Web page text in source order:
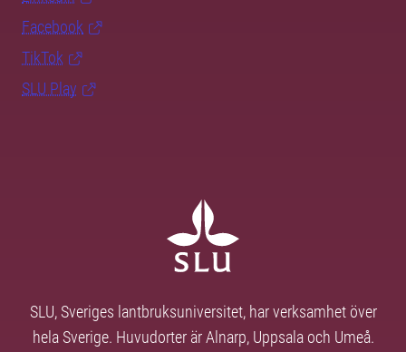
Facebook
TikTok
SLU Play
SLU, Sveriges lantbruksuniversitet, har verksamhet över
hela Sverige. Huvudorter är Alnarp, Uppsala och Umeå.